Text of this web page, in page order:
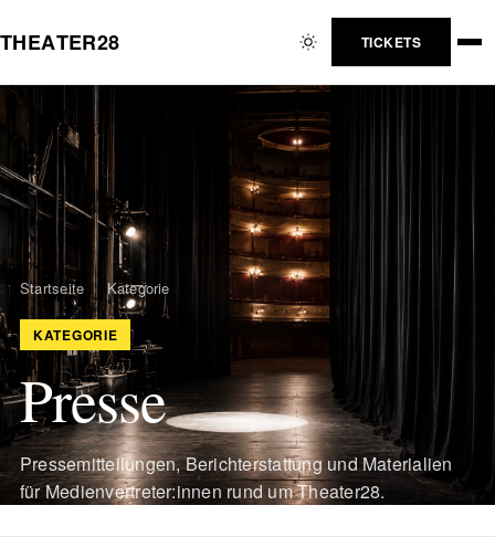
THEATER28 TICKETS
Startseite › Kategorie
KATEGORIE
Presse
Pressemitteilungen, Berichterstattung und Materialien
für Medienvertreter:innen rund um Theater28.